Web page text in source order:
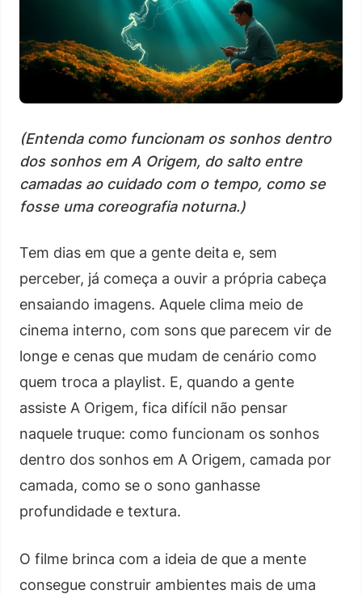
(Entenda como funcionam os sonhos dentro
dos sonhos em A Origem, do salto entre
camadas ao cuidado com o tempo, como se
fosse uma coreografia noturna.)
Tem dias em que a gente deita e, sem
perceber, já começa a ouvir a própria cabeça
ensaiando imagens. Aquele clima meio de
cinema interno, com sons que parecem vir de
longe e cenas que mudam de cenário como
quem troca a playlist. E, quando a gente
assiste A Origem, fica difícil não pensar
naquele truque: como funcionam os sonhos
dentro dos sonhos em A Origem, camada por
camada, como se o sono ganhasse
profundidade e textura.
O filme brinca com a ideia de que a mente
consegue construir ambientes mais de uma